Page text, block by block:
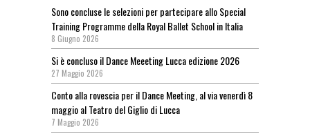
Sono concluse le selezioni per partecipare allo Special
Training Programme della Royal Ballet School in Italia
8 Giugno 2026
Si è concluso il Dance Meeeting Lucca edizione 2026
27 Maggio 2026
Conto alla rovescia per il Dance Meeting, al via venerdì 8
maggio al Teatro del Giglio di Lucca
7 Maggio 2026